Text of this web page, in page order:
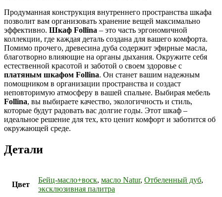
Продуманная конструкция внутреннего пространства шкафа
позволит вам организовать хранение вещей максимально
эффективно. Шкаф Follina – это часть эргономичной
коллекции, где каждая деталь создана для вашего комфорта.
Помимо прочего, древесина дуба содержит эфирные масла,
благотворно влияющие на органы дыхания. Окружите себя
естественной красотой и заботой о своем здоровье с
платяным шкафом Follina. Он станет вашим надежным
помощником в организации пространства и создаст
неповторимую атмосферу в вашей спальне. Выбирая мебель
Follina, вы выбираете качество, экологичность и стиль,
которые будут радовать вас долгие годы. Этот шкаф –
идеальное решение для тех, кто ценит комфорт и заботится об
окружающей среде.
Детали
Цвет
Бейц-масло+воск, масло Natur, Отбеленный дуб,
эксклюзивная палитра